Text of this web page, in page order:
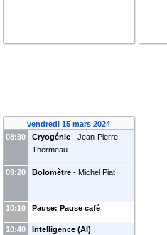
vendredi 15 mars 2024
08:30
Cryogénie - Jean-Pierre
Thermeau
09:20 Bolomètre - Michel Piat
10:10 Pause: Pause café
10:40
Intelligence (AI)